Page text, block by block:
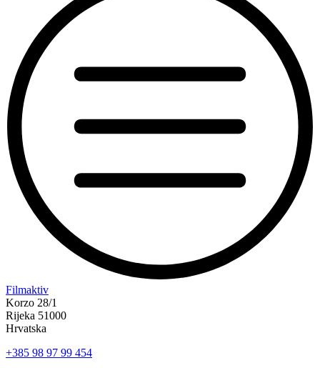
“Koke
svima
—
inkluzivna
svima
Filmaktiv
Korzo 28/1
Rijeka 51000
Hrvatska
+385 98 97 99 454